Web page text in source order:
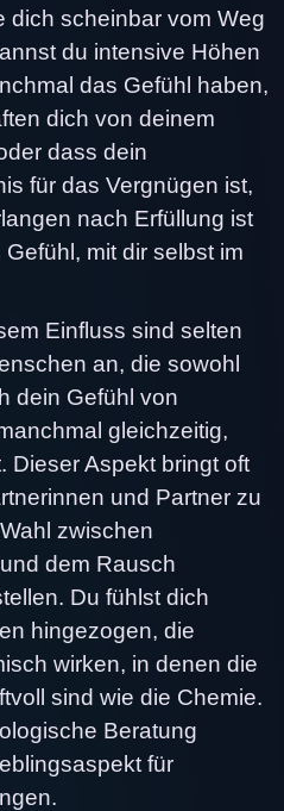
dich scheinbar vom Weg
du intensive Höhen
das Gefühl haben,
dich von deinem
dass dein
für das Vergnügen ist,
nach Erfüllung ist
mit dir selbst im
Einfluss sind selten
an, die sowohl
dein Gefühl von
gleichzeitig,
Dieser Aspekt bringt oft
und Partner zu
zwischen
dem Rausch
Du fühlst dich
hingezogen, die
wirken, in denen die
sind wie die Chemie.
Beratung
für